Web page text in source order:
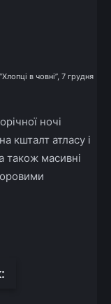
в човні”, 7 грудня
ночі
кшталт атласу і
також масивні